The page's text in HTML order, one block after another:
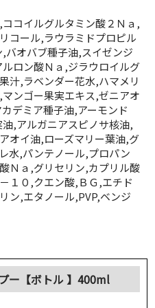
コイルグルタミン酸２Ｎａ,
コール,ラウラミドプロピル
バオバブ種子油,スイゼンジ
ロン酸Ｎａ,ジラウロイルグ
汁,ラベンダー花水,ハマメリ
ンゴー果実エキス,ゼニアオ
デミア種子油,アーモンド
,アルガニアスピノサ核油,
オイ油,ローズマリー葉油,グ
水,パンテノール,プロパン
Ｎａ,グリセリン,カプリル酸
１０,クエン酸,ＢＧ,エチド
ン,エタノール,PVP,ベンジ
ー【ボトル 】400ml